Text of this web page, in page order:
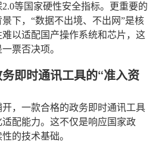
等国家硬性安全指标。更重要的
下，“数据不出境、不出网”是核
以适配国产操作系统和芯片，这
票否决项。
即时通讯工具的“准入资
，一款合格的政务即时通讯工具
配能力。这不仅是响应国家政
的技术基础。